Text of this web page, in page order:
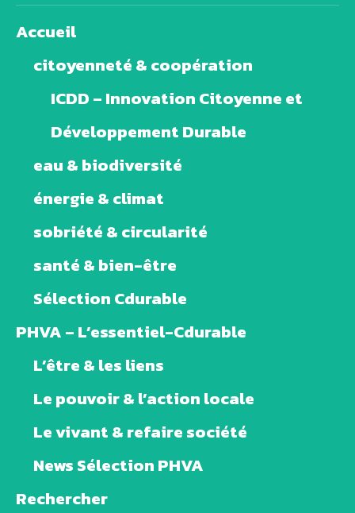
Accueil
citoyenneté & coopération
ICDD – Innovation Citoyenne et
Développement Durable
eau & biodiversité
énergie & climat
sobriété & circularité
santé & bien-être
Sélection Cdurable
PHVA – L’essentiel-Cdurable
L’être & les liens
Le pouvoir & l’action locale
Le vivant & refaire société
News Sélection PHVA
Rechercher